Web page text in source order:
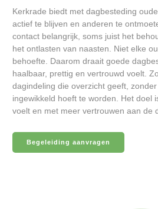
Kerkrade biedt met dagbesteding
actief te blijven en anderen te
contact belangrijk, soms juist het
het ontlasten van naasten. Niet elke
behoefte. Daarom draait goede
haalbaar, prettig en vertrouwd voelt.
dagindeling die overzicht geeft,
ingewikkeld hoeft te worden. Het doel
voelt en met meer vertrouwen aan de
Begeleiding aanvragen